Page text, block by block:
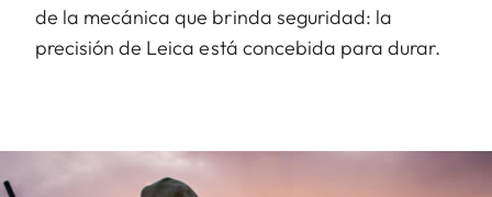
de la mecánica que brinda seguridad: la
precisión de Leica está concebida para durar.